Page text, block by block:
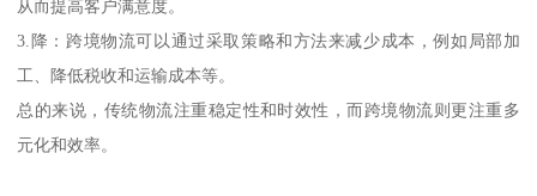
从而提高客户满意度。
3.降：跨境物流可以通过采取策略和方法来减少成本，例如局部加
工、降低税收和运输成本等。
总的来说，传统物流注重稳定性和时效性，而跨境物流则更注重多
元化和效率。